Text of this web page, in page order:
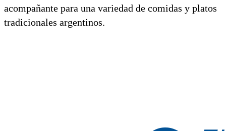
acompañante para una variedad de comidas y platos
tradicionales argentinos.